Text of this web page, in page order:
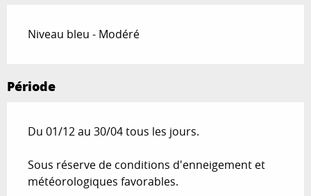
Niveau bleu - Modéré
Période
Du 01/12 au 30/04 tous les jours.
Sous réserve de conditions d'enneigement et
météorologiques favorables.